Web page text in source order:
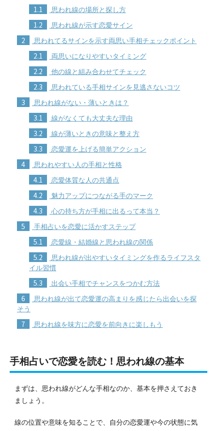
1.1 思われ線の場所と探し方
1.2 思われ線が示す恋愛サイン
2 思われてるサインを示す両思い手相チェックポイント
2.1 両思いになりやすいタイミング
2.2 他の線と組み合わせてチェック
2.3 思われている手相サインを見逃さないコツ
3 思われ線がない・薄いときは？
3.1 線がなくても大丈夫な理由
3.2 線が薄いときの意味と整え方
3.3 恋愛運を上げる簡単アクション
4 思われやすい人の手相と性格
4.1 恋愛体質な人の共通点
4.2 魅力アップにつながる手のマーク
4.3 心の持ち方が手相に出るって本当？
5 手相占いを恋愛に活かすステップ
5.1 恋愛線・結婚線と思われ線の関係
5.2
思われ線が出やすいタイミングを作るライフスタ
イル習慣
5.3 出会い手相でチャンスをつかむ方法
6
思われ線が出て恋愛運の高まりを感じたら出会いを探
そう
7 思われ線を味方に恋愛を前向きに楽しもう
手相占いで恋愛を読む！思われ線の基本
まずは、思われ線がどんな手相なのか、基本を押さえておき
ましょう。
線の位置や意味を知ることで、自分の恋愛運や今の状態に気